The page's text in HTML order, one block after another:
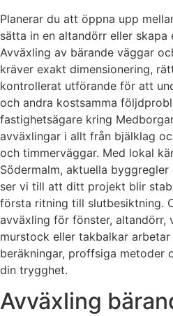
Planerar du att öppna upp
sätta in en altandörr eller skapa
Avväxling av bärande väggar
kräver exakt dimensionering,
kontrollerat utförande för att
och andra kostsamma
fastighetsägare kring
avväxlingar i allt från bjälklag
och timmerväggar. Med lokal
Södermalm, aktuella
ser vi till att ditt projekt blir
första ritning till slutbesiktning.
avväxling för fönster, altandörr,
murstock eller takbalkar
beräkningar, proffsiga metoder
din trygghet.
Avväxling